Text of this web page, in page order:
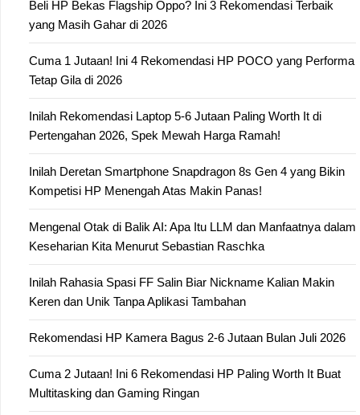
Beli HP Bekas Flagship Oppo? Ini 3 Rekomendasi Terbaik
yang Masih Gahar di 2026
Cuma 1 Jutaan! Ini 4 Rekomendasi HP POCO yang Performa
Tetap Gila di 2026
Inilah Rekomendasi Laptop 5-6 Jutaan Paling Worth It di
Pertengahan 2026, Spek Mewah Harga Ramah!
Inilah Deretan Smartphone Snapdragon 8s Gen 4 yang Bikin
Kompetisi HP Menengah Atas Makin Panas!
Mengenal Otak di Balik AI: Apa Itu LLM dan Manfaatnya dalam
Keseharian Kita Menurut Sebastian Raschka
Inilah Rahasia Spasi FF Salin Biar Nickname Kalian Makin
Keren dan Unik Tanpa Aplikasi Tambahan
Rekomendasi HP Kamera Bagus 2-6 Jutaan Bulan Juli 2026
Cuma 2 Jutaan! Ini 6 Rekomendasi HP Paling Worth It Buat
Multitasking dan Gaming Ringan